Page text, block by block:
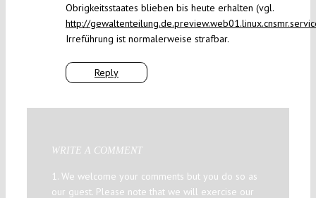
Reply
Obrigkeitsstaates blieben bis heute erhalten (vgl.
http://
Irreführung ist normalerweise strafbar.
WRITE A COMMENT
1. We welcome your comments but you do so as
our guest. Please note that we will exercise our